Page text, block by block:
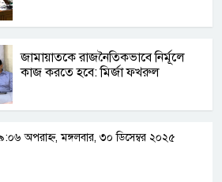
জামায়াতকে রাজনৈতিকভাবে নির্মূলে
কাজ করতে হবে: মির্জা ফখরুল
অপরাহ্ন, মঙ্গলবার, ৩০ ডিসেম্বর ২০২৫